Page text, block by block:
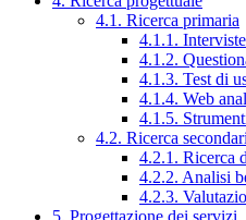
4.1. Ricerca primaria
4.1.1. Interviste
4.1.2.
4.1.3. Test di
4.1.4. Web
4.1.5.
4.2. Ricerca
4.2.1. Ricerca
4.2.2. Analisi
4.2.3.
5. Progettazione dei servizi